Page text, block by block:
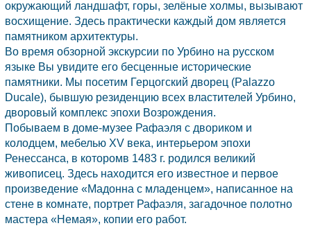
окружающий ландшафт, горы, зелёные холмы, вызывают
восхищение. Здесь практически каждый дом является
памятником архитектуры.
Во время обзорной экскурсии по Урбино на русском
языке Вы увидите его бесценные исторические
памятники. Мы посетим Герцогский дворец (Palazzo
Ducale), бывшую резиденцию всех властителей Урбино,
дворовый комплекс эпохи Возрождения.
Побываем в доме-музее Рафаэля с двориком и
колодцем, мебелью XV века, интерьером эпохи
Ренессанса, в которомв 1483 г. родился великий
живописец. Здесь находится его известное и первое
произведение «Мадонна с младенцем», написанное на
стене в комнате, портрет Рафаэля, загадочное полотно
мастера «Немая», копии его работ.